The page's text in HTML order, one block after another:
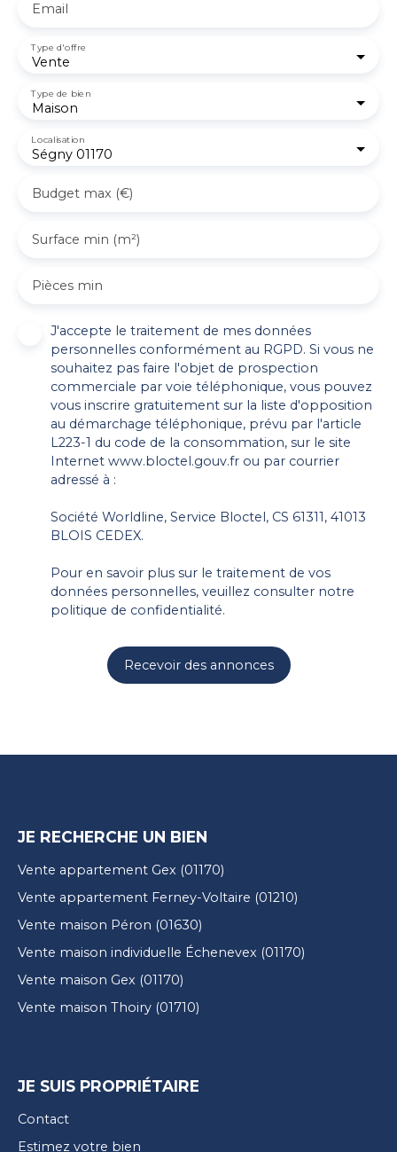
Email
Vente
Type d'offre
Maison
Type de bien
Ségny 01170
Localisation
Budget max (€)
Surface min (m²)
Pièces min
J'accepte le traitement de mes données
personnelles conformément au RGPD. Si vous ne
souhaitez pas faire l'objet de prospection
commerciale par voie téléphonique, vous pouvez
vous inscrire gratuitement sur la liste d'opposition
au démarchage téléphonique, prévu par l'article
L223-1 du code de la consommation, sur le site
Internet www.bloctel.gouv.fr ou par courrier
adressé à :
Société Worldline, Service Bloctel, CS 61311, 41013
BLOIS CEDEX.
Pour en savoir plus sur le traitement de vos
données personnelles, veuillez consulter notre
politique de confidentialité.
Recevoir des annonces
JE RECHERCHE UN BIEN
Vente appartement Gex (01170)
Vente appartement Ferney-Voltaire (01210)
Vente maison Péron (01630)
Vente maison individuelle Échenevex (01170)
Vente maison Gex (01170)
Vente maison Thoiry (01710)
JE SUIS PROPRIÉTAIRE
Contact
Estimez votre bien